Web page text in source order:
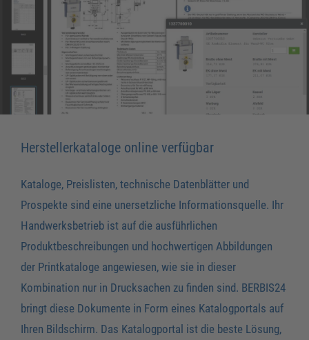
Herstellerkataloge online verfügbar
Kataloge, Preislisten, technische Datenblätter und
Prospekte sind eine unersetzliche Informationsquelle. Ihr
Handwerksbetrieb ist auf die ausführlichen
Produktbeschreibungen und hochwertigen Abbildungen
der Printkataloge angewiesen, wie sie in dieser
Kombination nur in Drucksachen zu finden sind. BERBIS24
bringt diese Dokumente in Form eines Katalogportals auf
Ihren Bildschirm. Das Katalogportal ist die beste Lösung,